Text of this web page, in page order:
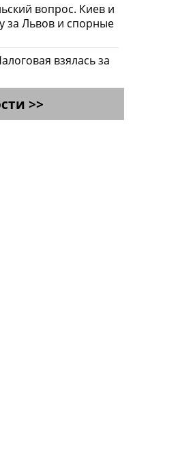
вопрос. Киев и
за Львов и спорные
взялась за
>>